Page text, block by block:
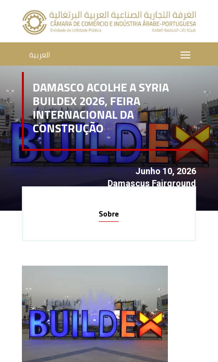
العربية
DAMASCO ACOLHE A SYRIA
BUILDEX 2026, FEIRA
INTERNACIONAL DA
CONSTRUÇÃO
Junho 10, 2026
Damascus Fairground
Sobre